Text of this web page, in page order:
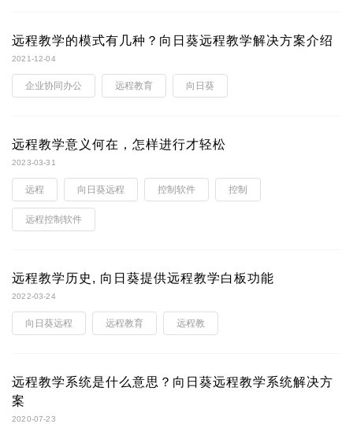
远程教学的模式有几种？向日葵远程教学解决方案介绍
2021-12-04
企业协同办公 远程教育 向日葵
远程教学意义何在，怎样进行才轻松
2023-03-31
远程 向日葵远程 控制软件 控制
远程控制软件
远程教学历史, 向日葵提供远程教学白板功能
2022-03-24
向日葵远程 远程教育 远程教
远程教学系统是什么意思？向日葵远程教学系统解决方
案
2020-07-23